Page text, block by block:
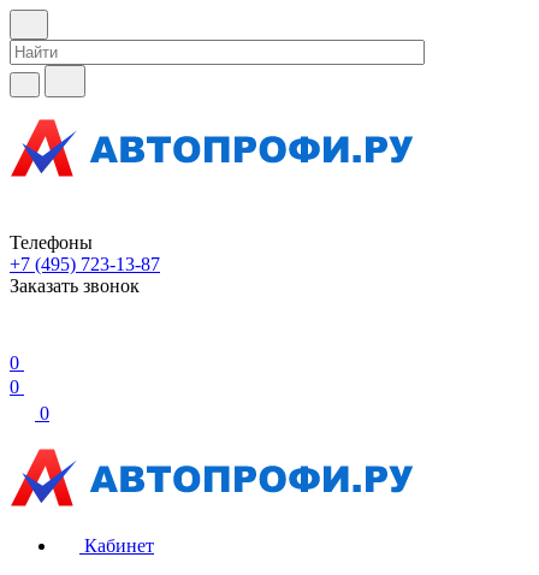
Телефоны
+7 (495) 723-13-87
Заказать звонок
0
0
0
Кабинет